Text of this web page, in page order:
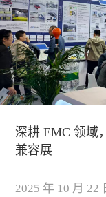
深耕 EMC 领域
兼容展
2025 年 10 月 22